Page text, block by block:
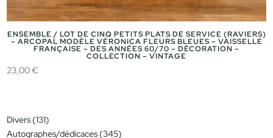
ENSEMBLE / LOT DE CINQ PETITS PLATS DE SERVICE (RAVIERS)
– ARCOPAL MODÈLE VÉRONICA FLEURS BLEUES – VAISSELLE
FRANÇAISE – DES ANNÉES 60/70 – DÉCORATION –
COLLECTION – VINTAGE
23,00€
Divers 131131
produits
Autographes/dédicaces 345345